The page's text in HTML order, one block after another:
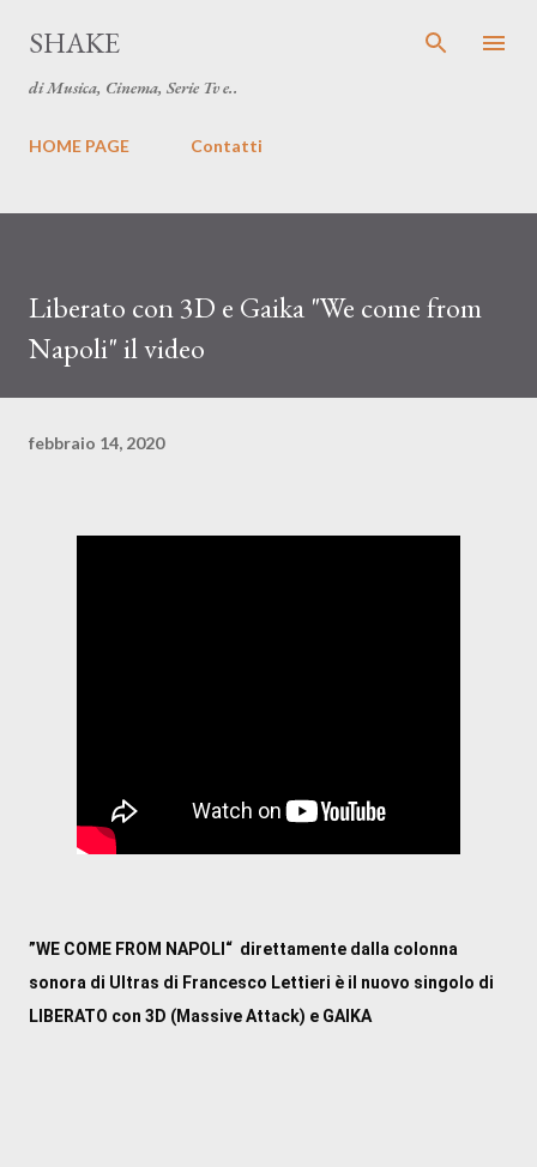
SHAKE
di Musica, Cinema, Serie Tv e..
HOME PAGE Contatti
Liberato con 3D e Gaika "We come from
Napoli" il video
febbraio 14, 2020
”WE COME FROM NAPOLI“  direttamente dalla colonna
sonora di Ultras di Francesco Lettieri è il nuovo singolo di
LIBERATO con 3D (Massive Attack) e GAIKA